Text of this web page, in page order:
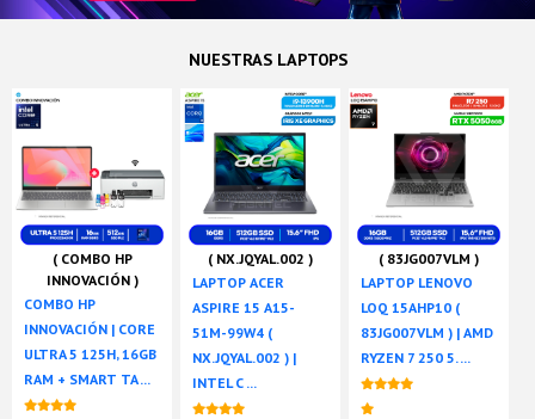
NUESTRAS LAPTOPS
( COMBO HP
INNOVACIÓN )
COMBO HP
INNOVACIÓN | CORE
ULTRA 5 125H, 16GB
RAM + SMART TA ...
( NX.JQYAL.002 )
LAPTOP ACER
ASPIRE 15 A15-
51M-99W4 (
NX.JQYAL.002 ) |
INTEL C ...
( 83JG007VLM )
LAPTOP LENOVO
LOQ 15AHP10 (
83JG007VLM ) | AMD
RYZEN 7 250 5. ...